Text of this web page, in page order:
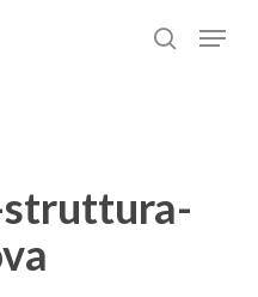
cerca
Menu